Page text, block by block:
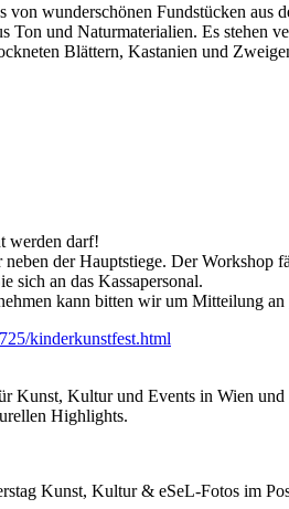
von wunderschönen Fundstücken
Ton und Naturmaterialien. Es stehen
Blättern, Kastanien und
werden darf!
der Hauptstiege. Der Workshop
sich an das Kassapersonal.
kann bitten wir um Mitteilung an
kinderkunstfest.html
Kunst, Kultur und Events in Wien
Highlights.
Kunst, Kultur & eSeL-Fotos im